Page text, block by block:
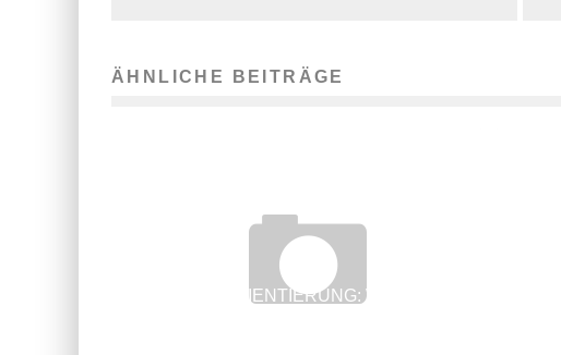
ÄHNLICHE BEITRÄGE
KARRIEREORIENTIERUNG: WAS MACHEN